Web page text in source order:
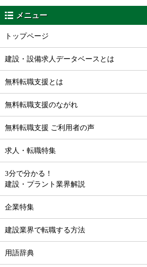
メニュー
トップページ
建設・設備求人データベースとは
無料転職支援とは
無料転職支援のながれ
無料転職支援 ご利用者の声
求人・転職特集
3分で分かる！
建設・プラント業界解説
企業特集
建設業界で転職する方法
用語辞典